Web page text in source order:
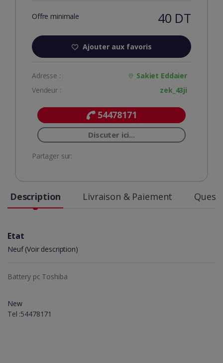
Offre minimale 40 DT
Ajouter aux favoris
Adresse :
Sakiet Eddaier
Vendeur :
zek_43ji
54478171
Discuter ici...
Partager sur:
Description Livraison & Paiement
Etat
Neuf (Voir description)
Battery pc Toshiba
New
Tel :54478171